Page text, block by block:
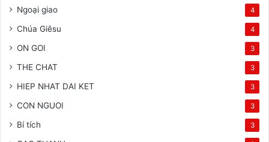
Ngoại giao 4
Chúa Giêsu 4
ON GOI 3
THE CHAT 3
HIEP NHAT DAI KET 3
CON NGUOI 3
Bí tích 3